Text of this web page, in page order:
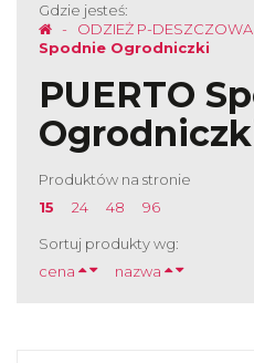
Gdzie jesteś:
ODZIEŻ P-DESZCZOWA
Spodnie Ogrodniczki
PUERTO
Produktów na stronie
15
24 48 96
Sortuj produkty wg:
cena
nazwa